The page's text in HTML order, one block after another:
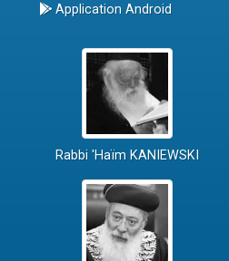
Application Android
Rabbi 'Haïm KANIEWSKI